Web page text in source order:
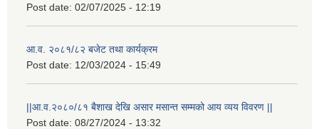
Post date: 02/07/2025 - 12:19
आ.व. २०८१/८२ बजेट तथा कार्यक्रम
Post date: 12/03/2024 - 15:49
||आ.व.२०८०/८१ बैशाख देखि असार मसान्त सम्मको आय व्यय विवरण ||
Post date: 08/27/2024 - 13:32